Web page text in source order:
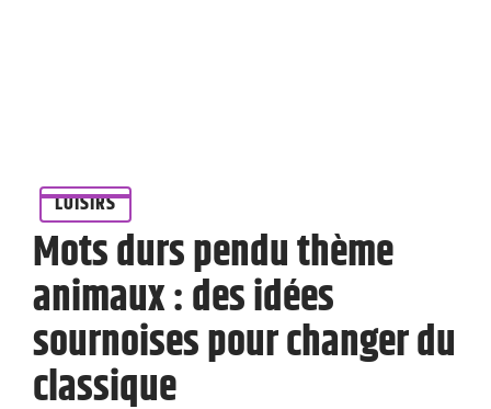
LOISIRS
Mots durs pendu thème
animaux : des idées
sournoises pour changer du
classique